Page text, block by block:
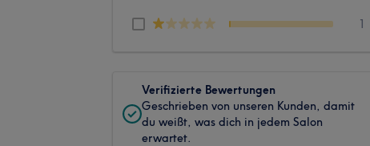
1
Verifizierte Bewertungen
Geschrieben von unseren Kunden, damit
du weißt, was dich in jedem Salon
erwartet.